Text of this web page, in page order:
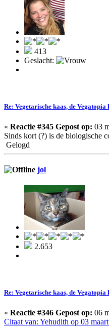
413
Geslacht:
Re: Vegetarische kaas, de Vegatopia
« Reactie #345 Gepost op: 03
Sinds kort (?) is de biologische
Gelogd
jol
2.653
Re: Vegetarische kaas, de Vegatopia
« Reactie #346 Gepost op: 06
Citaat van: Yehudith op 03